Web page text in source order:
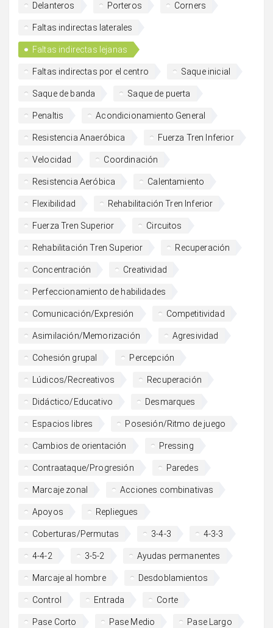
Delanteros Porteros Corners
Faltas indirectas laterales
Faltas indirectas lejanas
Faltas indirectas por el centro Saque inicial
Saque de banda Saque de puerta
Penaltis Acondicionamiento General
Resistencia Anaeróbica Fuerza Tren Inferior
Velocidad Coordinación
Resistencia Aeróbica Calentamiento
Flexibilidad Rehabilitación Tren Inferior
Fuerza Tren Superior Circuitos
Rehabilitación Tren Superior Recuperación
Concentración Creatividad
Perfeccionamiento de habilidades
Comunicación/Expresión Competitividad
Asimilación/Memorización Agresividad
Cohesión grupal Percepción
Lúdicos/Recreativos Recuperación
Didáctico/Educativo Desmarques
Espacios libres Posesión/Ritmo de juego
Cambios de orientación Pressing
Contraataque/Progresión Paredes
Marcaje zonal Acciones combinativas
Apoyos Repliegues
Coberturas/Permutas 3-4-3 4-3-3
4-4-2 3-5-2 Ayudas permanentes
Marcaje al hombre Desdoblamientos
Control Entrada Corte
Pase Corto Pase Medio Pase Largo